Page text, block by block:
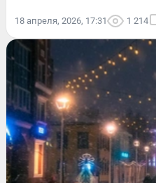
18 апреля, 2026, 17:31 1 214